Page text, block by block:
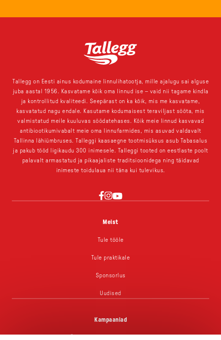
Tallegg on Eesti ainus kodumaine linnulihatootja, mille ajalugu sai alguse
juba aastal 1956. Kasvatame kõik oma linnud ise – vaid nii tagame kindla
ja kontrollitud kvaliteedi. Seepärast on ka kõik, mis me kasvatame,
kasvatatud nagu endale. Kasutame kodumaisest teraviljast sööta, mis
valmistatud meile kuuluvas söödatehases. Kõik meie linnud kasvavad
antibiootikumivabalt meie oma linnufarmides, mis asuvad valdavalt
Tallinna lähiümbruses. Talleggi kaasaegne tootmisüksus asub Tabasalus
ja pakub tööd ligikaudu 300 inimesele. Talleggi tooted on eestlaste poolt
palavalt armastatud ja pikaajaliste traditsioonidega ning täidavad
inimeste toidulaua nii täna kui tulevikus.
Meist
Tule tööle
Tule praktikale
Sponsorlus
Uudised
Kampaaniad